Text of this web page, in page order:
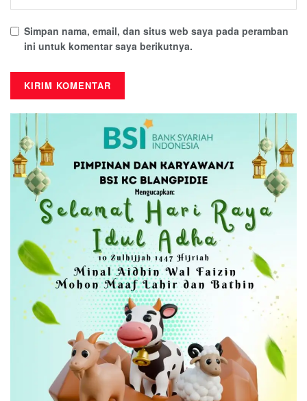
Simpan nama, email, dan situs web saya pada peramban
ini untuk komentar saya berikutnya.